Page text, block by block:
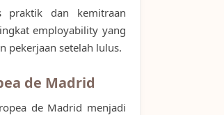
praktik dan kemitraan
employability yang
pekerjaan setelah lulus.
de Madrid
de Madrid menjadi